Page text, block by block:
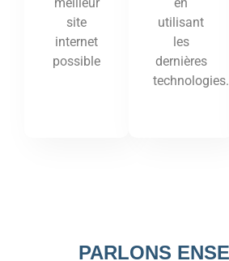
meilleur
site
internet
possible
en
utilisant
les
dernières
technologies.
PARLONS